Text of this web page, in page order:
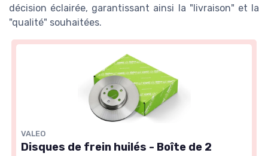
décision éclairée, garantissant ainsi la "livraison" et la
"qualité" souhaitées.
VALEO
Disques de frein huilés - Boîte de 2